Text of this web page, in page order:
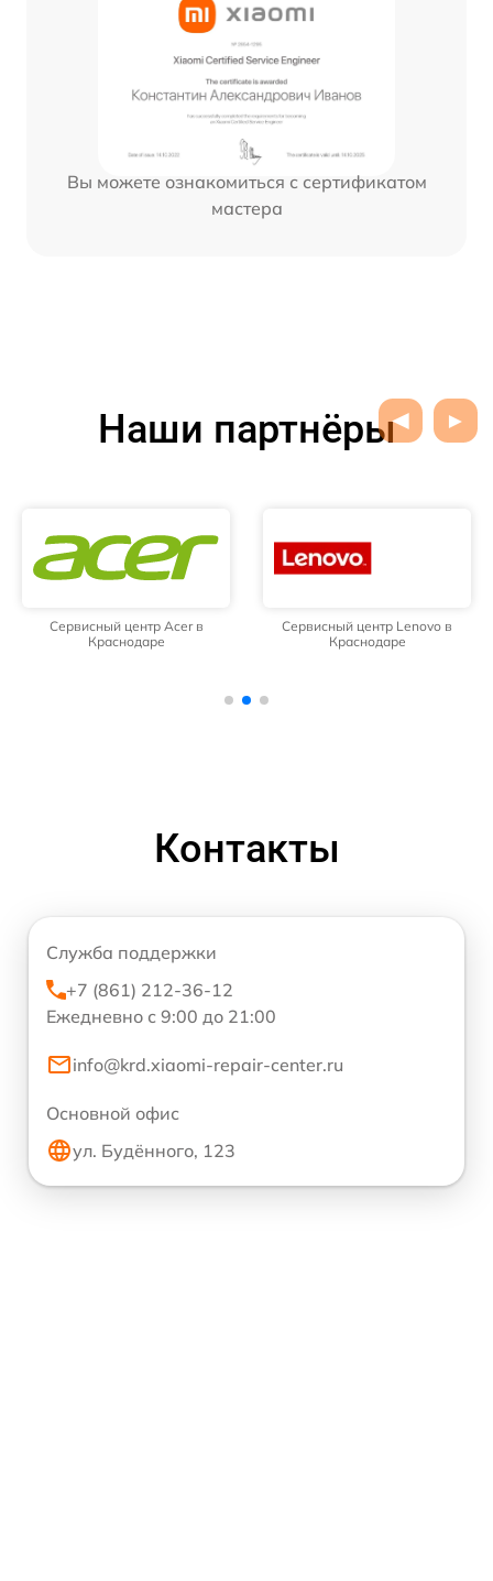
Вы можете ознакомиться с сертификатом
мастера
Наши партнёры
Сервисный центр Acer в
Краснодаре
Сервисный центр Lenovo в
Краснодаре
Контакты
Служба поддержки
+7 (861) 212-36-12
Ежедневно с 9:00 до 21:00
info@krd.xiaomi-repair-center.ru
Основной офис
ул. Будённого, 123